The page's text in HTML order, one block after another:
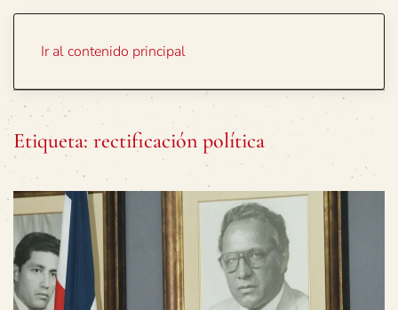
Ir al contenido principal
Etiqueta: rectificación política